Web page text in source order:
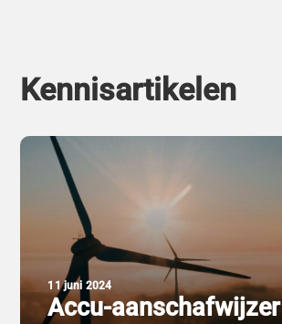
Kennisartikelen
11 juni 2024
Accu-aanschafwijzer